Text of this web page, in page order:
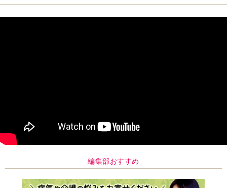
編集部おすすめ